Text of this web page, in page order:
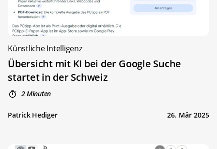
Künstliche Intelligenz
Übersicht mit KI bei der Google Suche
startet in der Schweiz
2 Minuten
Patrick Hediger 26. Mär 2025